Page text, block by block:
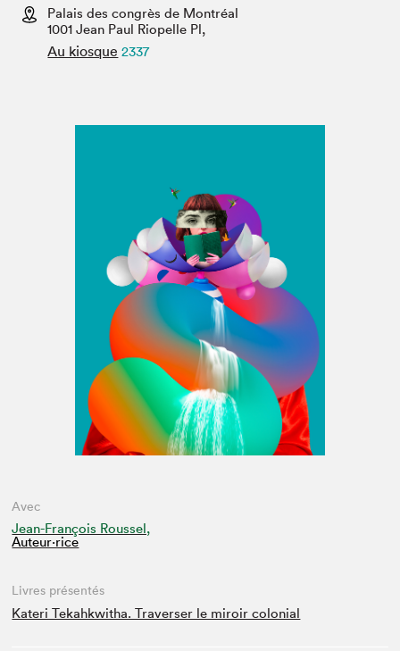
Espace médias
Palais des congrès de Montréal
1001 Jean Paul Riopelle Pl,
Au kiosque 2337
Avec
Jean-François Roussel,
Auteur·rice
Livres présentés
Kateri Tekahkwitha. Traverser le miroir colonial